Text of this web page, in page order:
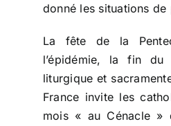
donné les situations
La fête de la
l’épidémie, la fin
liturgique et
France invite les
mois « au Cénacle »